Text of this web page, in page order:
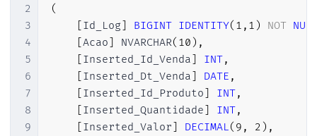
2
3
4
5
6
7
8
9
(
Id_Log BIGINT IDENTITY( 1 , 1 ) NOT
Acao NVARCHAR( 10 ) ,
Inserted_Id_Venda INT,
Inserted_Dt_Venda DATE ,
Inserted_Id_Produto INT,
Inserted_Quantidade INT,
Inserted_Valor DECIMAL( 9 , 2 ) ,